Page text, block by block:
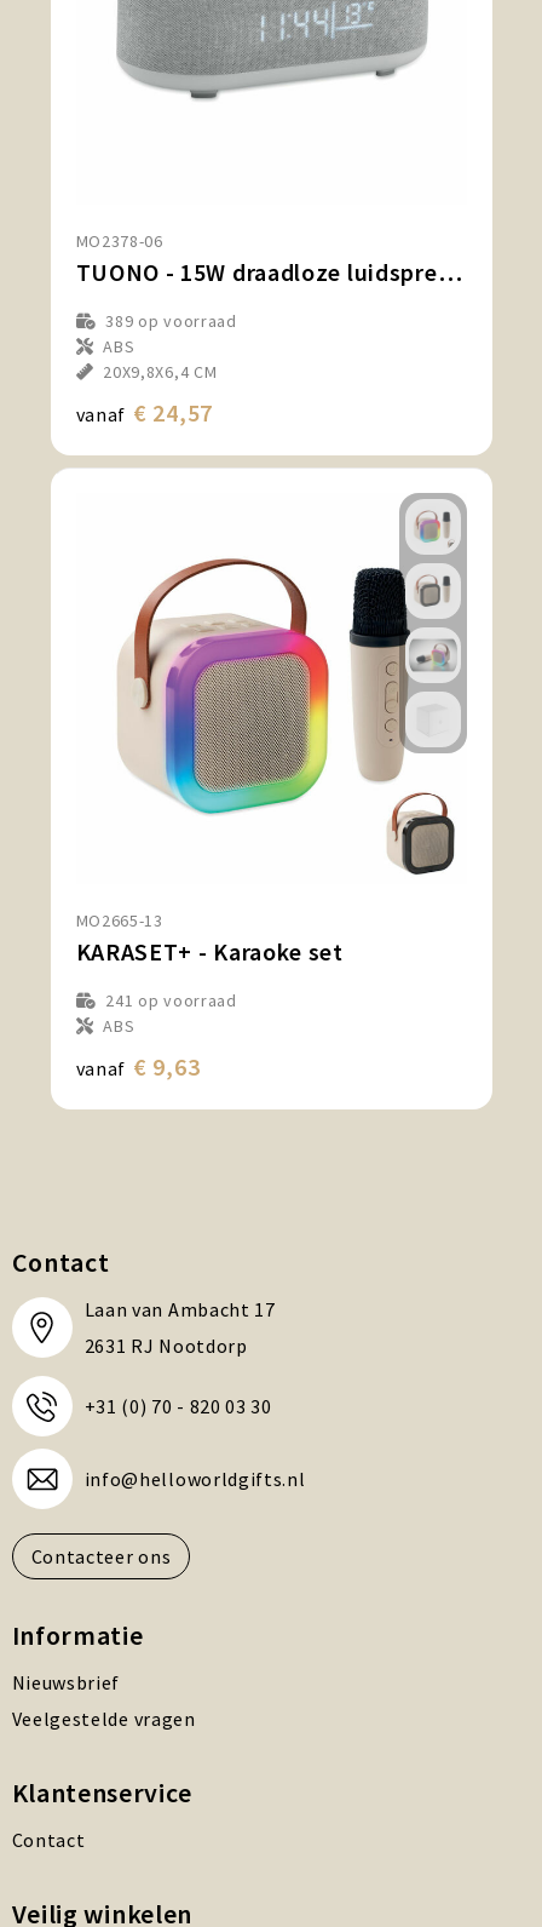
MO2378-06
TUONO - 15W draadloze luidspreker
389 op voorraad
ABS
20X9,8X6,4 CM
vanaf € 24,57
MO2665-13
KARASET+ - Karaoke set
241 op voorraad
ABS
vanaf € 9,63
Contact
Laan van Ambacht 17
2631 RJ Nootdorp
+31 (0) 70 - 820 03 30
info@helloworldgifts.nl
Contacteer ons
Informatie
Nieuwsbrief
Veelgestelde vragen
Klantenservice
Contact
Veilig winkelen